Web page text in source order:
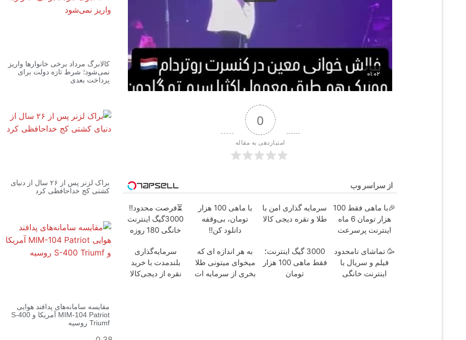
کالابرگ مرداد برخی خانوارها واریز
نمی‌شود؛ شرط تازه دولت برای
پرداخت بعدی
براک لزنر پس از ۲۶ سال از دنیای
کشتی کج خداحافظی کرد
مقایسه سامانه‌های پدافند هوایی
MIM-104 Patriot آمریکا و S-400
Triumf روسیه
0
امتیازدهی به مقاله
از سراسر وب
🎉با ماهی فقط 100
هزار تومان 6 ماه
اینترنت پرسرعت
سرمایه گذاری امن با
طلا و نقره دیجی کالا
با ماهی 100 هزار
تومان، بی‌وقفه
دانلود کن!!
⏳فرصت محدود!!
3000گیگ اینترنت
خانگی 180 روزه
هزارتومان!!
🥳 تماشای نامحدود
فیلم و سریال با
اینترنت خانگی
3000 گیگ اینترنت؛
فقط ماهی 100 هزار
تومان
به هر اندازه ای که
میخوای میتونی طلا
بخری از سرمایه ات
سرمایه‌گذاری
بلندمدت با خرید
نقره از دیجی‌کالا